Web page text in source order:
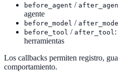
before_agent /
agente
before_model /
before_tool / after_tool
herramientas
Los callbacks permiten registro,
comportamiento.